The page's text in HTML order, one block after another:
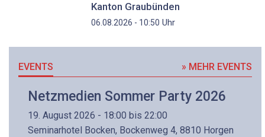
Kanton Graubünden
06.08.2026 - 10:50 Uhr
EVENTS » MEHR EVENTS
Netzmedien Sommer Party 2026
19. August 2026 - 18:00 bis 22:00
Seminarhotel Bocken, Bockenweg 4, 8810 Horgen